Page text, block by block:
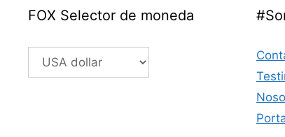
FOX Selector de moneda